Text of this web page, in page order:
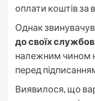
оплати коштів за
Однак
до своїх
належним чином
перед
Виявилося, що